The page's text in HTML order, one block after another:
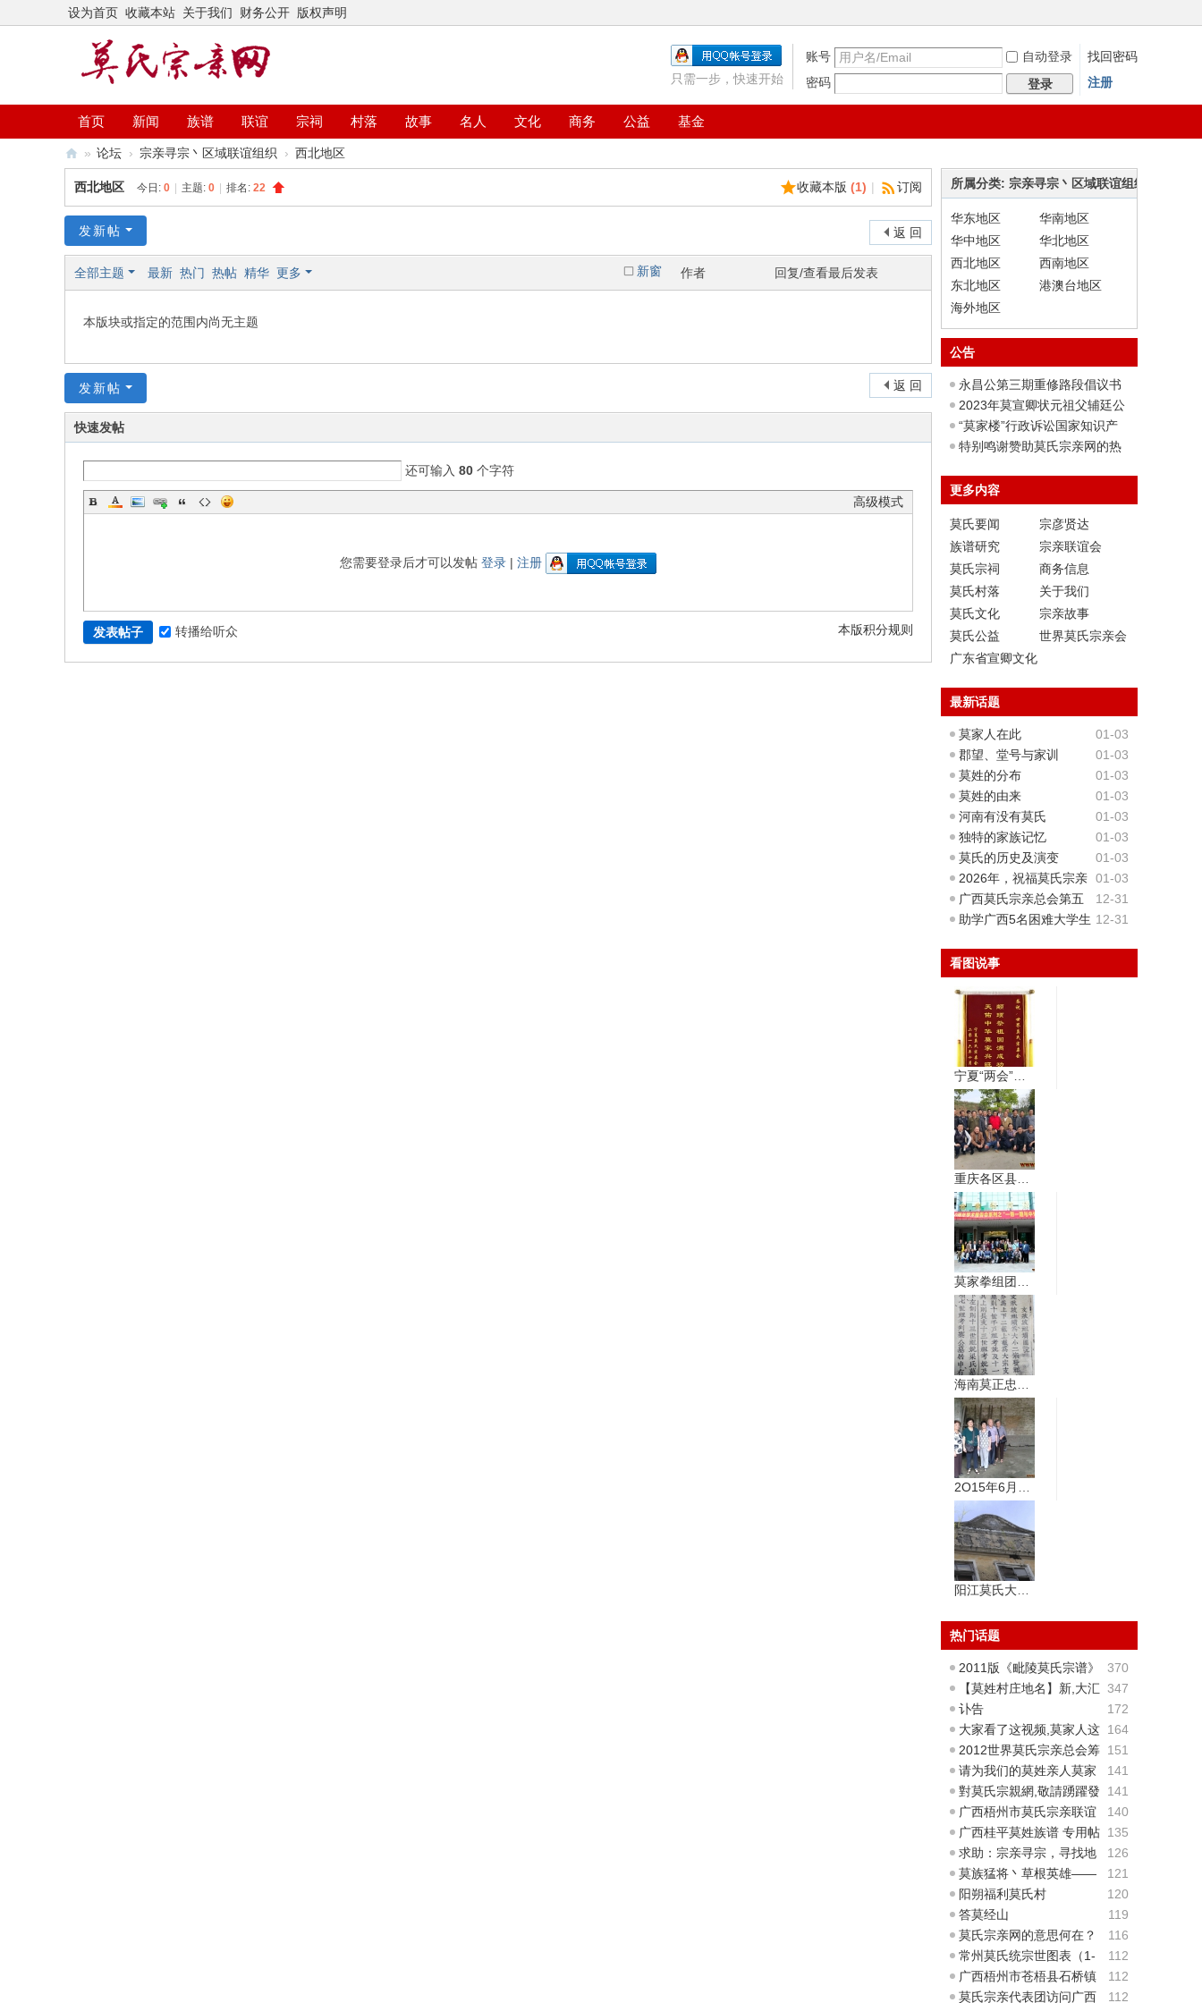
设为首页 收藏本站 关于我们 财务公开 版权声明
账号 自动登录
找回密码
密码
登录 注册
只需一步，快速开始
首页 新闻 族谱 联谊 宗祠 村落 故事 名人 文化 商务 公益 基金
莫
氏
亲
网
» 论坛 › 宗亲寻宗丶区域联谊组织 › 西北地区
收藏本版 (1) | 订阅
西北地区 今日: 0 主题: 0 排名: 22
返 回
发新帖
新窗
全部主题 最新 热门 热帖 精华 更多 作者 回复/查看最后发表
本版块或指定的范围内尚无主题
返 回
发新帖
快速发帖
还可输入 80 个字符
高级模式
您需要登录后才可以发帖 登录 | 注册
本版积分规则
发表帖子 转播给听众
所属分类: 宗亲寻宗丶区域联谊组织
华东地区
华南地区
华中地区
华北地区
西北地区
西南地区
东北地区
港澳台地区
海外地区
公告
永昌公第三期重修路段倡议书
2023年莫宣卿状元祖父辅廷公
墓秋祭活动
“莫家楼”行政诉讼国家知识产
权局胜诉
特别鸣谢赞助莫氏宗亲网的热
更多内容
莫氏要闻
宗彦贤达
族谱研究
宗亲联谊会
莫氏宗祠
商务信息
莫氏村落
关于我们
莫氏文化
宗亲故事
莫氏公益
世界莫氏宗亲会
广东省宣卿文化
最新话题
01-03
莫家人在此
01-03
郡望、堂号与家训
01-03
莫姓的分布
01-03
莫姓的由来
01-03
河南有没有莫氏
01-03
独特的家族记忆
01-03
莫氏的历史及演变
01-03
2026年，祝福莫氏宗亲
12-31
广西莫氏宗亲总会第五
届会长
12-31
助学广西5名困难大学生
看图说事
热门话题
370
2011版《毗陵莫氏宗谱》
电子版提供下载-下
347
【莫姓村庄地名】新,大汇
编(部分,待补充...
172
讣告
164
大家看了这视频,莫家人这
样的痛苦无助,尽力
151
2012世界莫氏宗亲总会筹
备会议图片精选
141
请为我们的莫姓亲人莫家
浩祈福，谢谢各位
141
對莫氏宗親網,敬請踴躍發
表改善意見
140
广西梧州市莫氏宗亲联谊
会 筹备委员会正式
135
广西桂平莫姓族谱 专用帖
126
求助：宗亲寻宗，寻找地
名
121
莫族猛将丶草根英雄――
莫伟祥
120
阳朔福利莫氏村
119
答莫经山
116
莫氏宗亲网的意思何在？
112
常州莫氏统宗世图表（1-
10世）
112
广西梧州市苍梧县石桥镇
塘蓬村莫氏祖祠建成
112
莫氏宗亲代表团访问广西